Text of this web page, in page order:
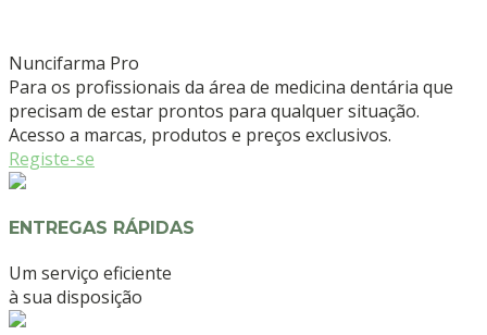
Nuncifarma Pro
Para os profissionais da área de medicina dentária que
precisam de estar prontos para qualquer situação.
Acesso a marcas, produtos e preços exclusivos.
Registe-se
ENTREGAS RÁPIDAS
Um serviço eficiente
à sua disposição